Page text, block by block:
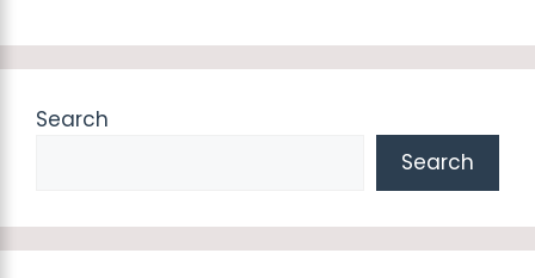
Search
Search